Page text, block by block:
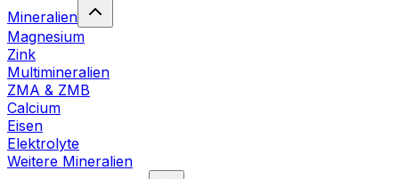
Mineralien
Magnesium
Zink
Multimineralien
ZMA & ZMB
Calcium
Eisen
Elektrolyte
Weitere Mineralien